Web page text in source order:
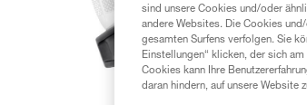
sind unsere Cookies und/oder
andere Websites. Die Cookies
gesamten Surfens verfolgen. Sie
Einstellungen“ klicken, der sich
Cookies kann Ihre
daran hindern, auf unsere Website